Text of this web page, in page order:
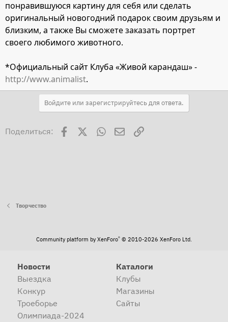
понравившуюся картину для себя или сделать
оригинальный новогодний подарок своим друзьям и
близким, а также Вы сможете заказать портрет
своего любимого животного.
*Официальный сайт Клуба «Живой карандаш» -
http://www.animalist.
Войдите или зарегистрируйтесь для ответа.
Поделиться: Facebook WhatsAppЭлектронная почта
Ссылка
Творчество
Community platform by XenForo® © 2010-2026 XenForo Ltd.
Новости
Выездка
Конкур
Троеборье
Олимпиада-2024
Каталоги
Клубы
Магазины
Сайты